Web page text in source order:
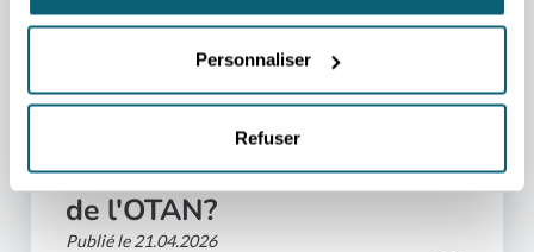
Personnaliser
Refuser
ARTICLE
Défense et sécurité -
comment devenir fournisseur
de l'OTAN?
Publié le 21.04.2026